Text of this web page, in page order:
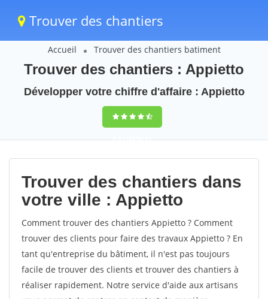
Trouver des chantiers
Accueil Trouver des chantiers batiment
Trouver des chantiers : Appietto
Développer votre chiffre d'affaire : Appietto
9,5(100%)41
votes
Trouver des chantiers dans
votre ville : Appietto
Comment trouver des chantiers Appietto ? Comment
trouver des clients pour faire des travaux Appietto ? En
tant qu'entreprise du bâtiment, il n'est pas toujours
facile de trouver des clients et trouver des chantiers à
réaliser rapidement. Notre service d'aide aux artisans